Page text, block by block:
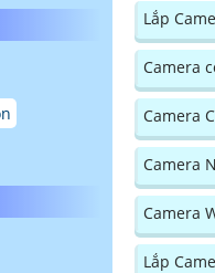
Lắp
Camera
Camera
Camera
Camera
Lắp